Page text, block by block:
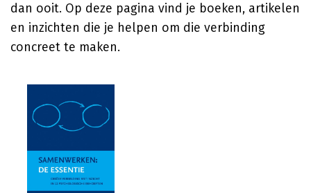
dan ooit. Op deze pagina vind je boeken, artikelen
en inzichten die je helpen om die verbinding
concreet te maken.